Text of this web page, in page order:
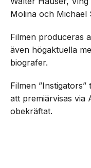
Molina och Michael
Filmen produceras
även högaktuella
biografer.
Filmen
att premiärvisas via
obekräftat.